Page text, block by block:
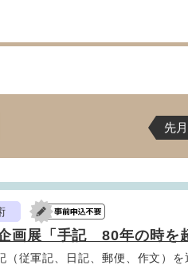
先月
画展「手記 80年の時を
（従軍記、日記、郵便、作文）